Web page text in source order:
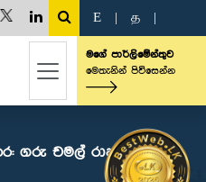
E த
මගේ පාර්ලිමේන්තුව
මෙතැනින් පිවිසෙන්න
ගරු චමල් රාජපක්ෂ